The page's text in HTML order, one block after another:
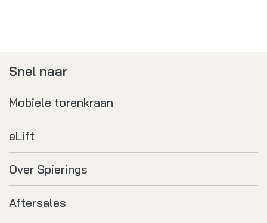
Snel naar
Mobiele torenkraan
eLift
Over Spierings
Aftersales